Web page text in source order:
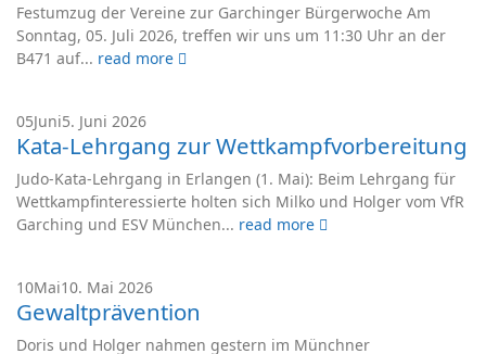
Festumzug der Vereine zur Garchinger Bürgerwoche Am
Sonntag, 05. Juli 2026, treffen wir uns um 11:30 Uhr an der
B471 auf... read more
05Juni5. Juni 2026
Kata-Lehrgang zur Wettkampfvorbereitung
Judo-Kata-Lehrgang in Erlangen (1. Mai): Beim Lehrgang für
Wettkampfinteressierte holten sich Milko und Holger vom VfR
Garching und ESV München... read more
10Mai10. Mai 2026
Gewaltprävention
Doris und Holger nahmen gestern im Münchner